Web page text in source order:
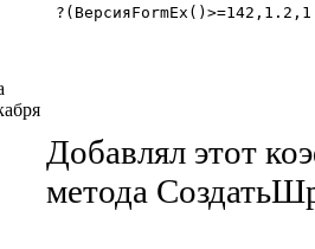
Добавлял этот
метода